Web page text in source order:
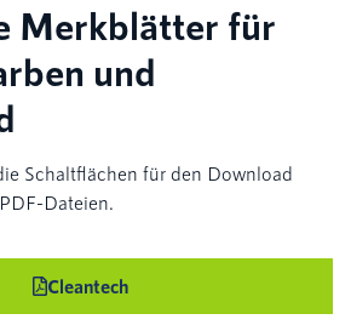
Merkblätter für
und
Schaltflächen für den Download
Dateien.
Cleantech